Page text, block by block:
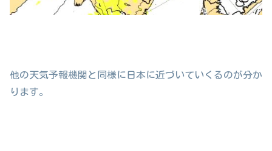
他の天気予報機関と同様に日本に近づいていくるのが分か
ります。